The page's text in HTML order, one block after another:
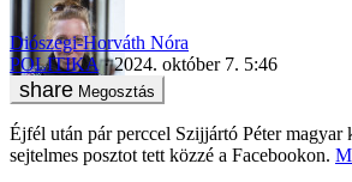
Diószegi-Horváth Nóra
POLITIKA
2024. október 7. 5:46
Megosztás
Éjfél után pár perccel Szijjártó Péter magyar
sejtelmes posztot tett közzé a Facebookon.